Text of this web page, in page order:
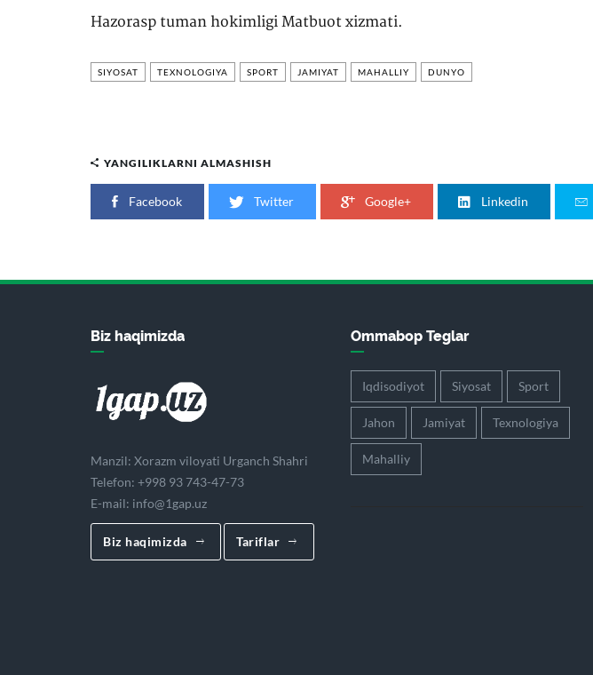
Hazorasp tuman hokimligi Matbuot xizmati.
SIYOSAT TEXNOLOGIYA SPORT JAMIYAT MAHALLIY DUNYO
YANGILIKLARNI ALMASHISH
Facebook Twitter Google+ Linkedin
Biz haqimizda
Manzil: Xorazm viloyati Urganch Shahri
Telefon: +998 93 743-47-73
E-mail: info@1gap.uz
Biz haqimizda Tariflar
Ommabop Teglar
Iqdisodiyot Siyosat Sport
Jahon Jamiyat Texnologiya
Mahalliy